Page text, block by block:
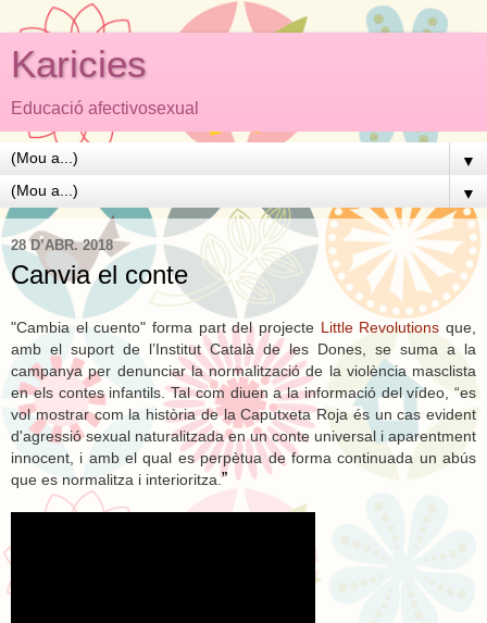
Karicies
Educació afectivosexual
▼
▼
28 D’ABR. 2018
Canvia el conte
"Cambia el cuento" forma part del projecte Little Revolutions que,
amb el suport de l’Institut Català de les Dones, se suma a la
campanya per denunciar la normalització de la violència masclista
en els contes infantils. Tal com diuen a la informació del vídeo, “es
vol mostrar com la història de la Caputxeta Roja és un cas evident
d'agressió sexual naturalitzada en un conte universal i aparentment
innocent, i amb el qual es perpètua de forma continuada un abús
que es normalitza i interioritza.”